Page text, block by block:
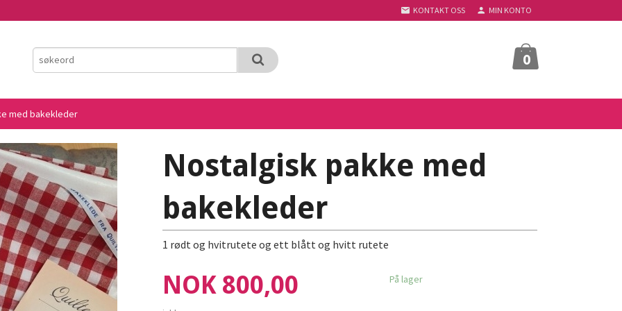
KONTAKT OSS MIN KONTO
0
med bakekleder
Nostalgisk pakke med
bakekleder
1 rødt og hvitrutete og ett blått og hvitt rutete
Pris
NOK 800,00 På lager